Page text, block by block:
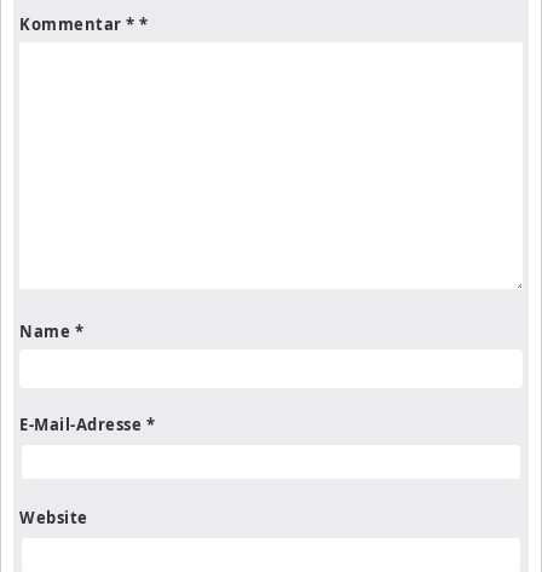
Kommentar *
Name *
E-Mail-Adresse *
Website